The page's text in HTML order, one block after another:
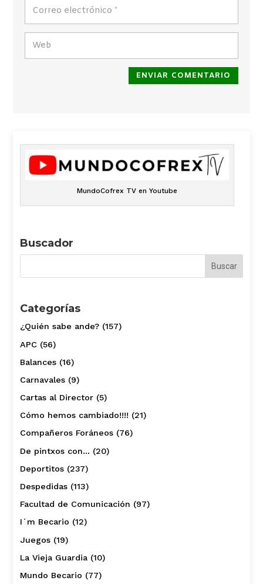
ENVIAR COMENTARIO
MundoCofrex TV en Youtube
Buscador
Categorías
¿Quién sabe ande?(157)
APC(56)
Balances(16)
Carnavales(9)
Cartas al Director(5)
Cómo hemos cambiado!!!! (21)
Compañeros Foráneos(76)
De pintxos con… (20)
Deportitos(237)
Despedidas(113)
Facultad de Comunicación (97)
I´m Becario (12)
Juegos(19)
La Vieja Guardia(10)
Mundo Becario (77)